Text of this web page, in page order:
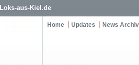
Loks-aus-Kiel.de
Home Updates News Archiv